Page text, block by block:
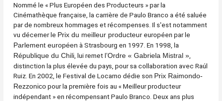
Nommé le « Plus Européen des Producteurs » par la
Cinémathèque française, la carrière de Paulo Branco a été saluée
par de nombreux hommages et récompenses. Il s'est notamment
vu décerner le Prix du meilleur producteur européen par le
Parlement européen à Strasbourg en 1997. En 1998, la
République du Chili , lui remet l’Ordre « Gabriela Mistral »
distinction la plus élevée du pays, pour sa collaboration avec Raúl
Ruiz. En 2002, le Festival de Locarno dédie son Prix Raimondo-
Rezzonico pour la première fois au « Meilleur producteur
indépendant » en récompensant Paulo Branco. Deux ans plus